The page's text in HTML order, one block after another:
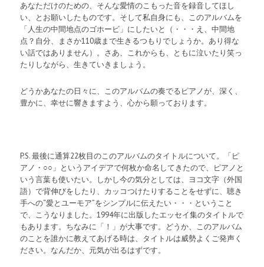
あなただけのための、そんな愛情のこもった音を録音してほし
い、とお願いしたものです。そして私自身にも、このアルバムを
「人生の中間地点のゴホービ」にしたいと（・・・え、中間地
点？自分、まさか110歳まで生きるつもりでしょうか。あり得な
い話ではありません）。さあ、これからも、ともに泣いたり笑っ
たりしながら、生きていきましょう。
どうかあなたの日々に、このアルバムの奏でるピアノが、深く、
豊かに、幸せに響きますよう、心から願っております。
P.S. 最後に通算22枚目のこのアルバムのタイトルについて。「ピ
アノ・○○」というアイデアで何枚か命名してきたので、ピアノと
いう言葉も使いたい。しかし今の気分としては、ヨコ文字（外国
語）で背伸びをしたり、カッコつけたりすることをせずに、聴き
手への“愛とユーモア”をシンプルに伝えたい・・・ということ
で、こうなりました。1994年に出版したエッセイ集のタイトルで
もあります。ちなみに「！」が大事です。どうか、このアルバム
のことを誰かに教えてあげる時は、タイトルは威勢よくご発声く
ださい。なんだか、元気が出るはずです。